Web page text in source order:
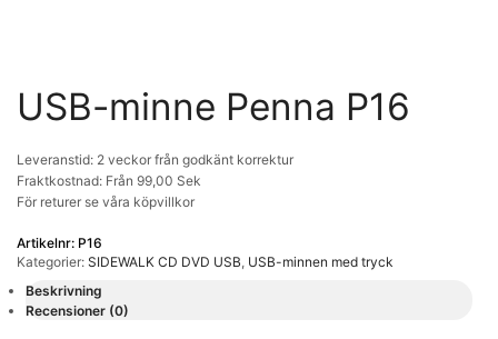
USB-minne Penna P16
Leveranstid: 2 veckor från godkänt korrektur
Fraktkostnad: Från 99,00 Sek
För returer se våra köpvillkor
Artikelnr: P16
Kategorier: SIDEWALK CD DVD USB, USB-minnen med tryck
Beskrivning
Recensioner (0)